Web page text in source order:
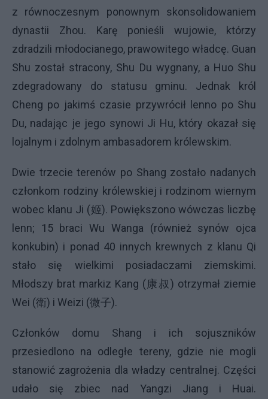
z równoczesnym ponownym skonsolidowaniem
dynastii Zhou. Karę ponieśli wujowie, którzy
zdradzili młodocianego, prawowitego władcę. Guan
Shu został stracony, Shu Du wygnany, a Huo Shu
zdegradowany do statusu gminu. Jednak król
Cheng po jakimś czasie przywrócił lenno po Shu
Du, nadając je jego synowi Ji Hu, który okazał się
lojalnym i zdolnym ambasadorem królewskim.
Dwie trzecie terenów po Shang zostało nadanych
członkom rodziny królewskiej i rodzinom wiernym
wobec klanu Ji (姬). Powiększono wówczas liczbę
lenn; 15 braci Wu Wanga (również synów ojca
konkubin) i ponad 40 innych krewnych z klanu Qi
stało się wielkimi posiadaczami ziemskimi.
Młodszy brat markiz Kang (康叔) otrzymał ziemie
Wei (衛) i Weizi (微子).
Członków domu Shang i ich sojuszników
przesiedlono na odległe tereny, gdzie nie mogli
stanowić zagrożenia dla władzy centralnej. Części
udało się zbiec nad Yangzi Jiang i Huai.